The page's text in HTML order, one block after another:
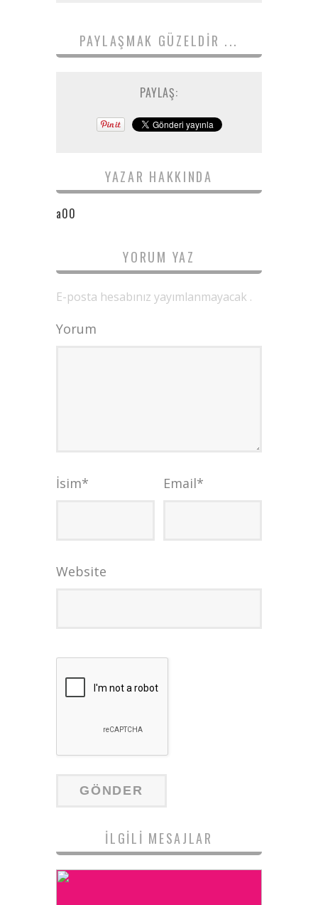
PAYLAŞMAK GÜZELDIR ...
PAYLAŞ:
YAZAR HAKKINDA
a00
YORUM YAZ
E-posta hesabınız yayımlanmayacak .
Yorum
İsim* Email*
Website
İLGILI MESAJLAR